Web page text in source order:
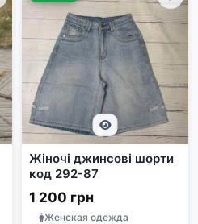
Жіночі джинсові шорти
код 292-87
1 200 грн
Женская одежда